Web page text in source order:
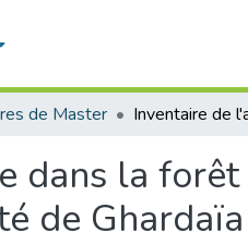
de Master
dans la
de Ghardaïa